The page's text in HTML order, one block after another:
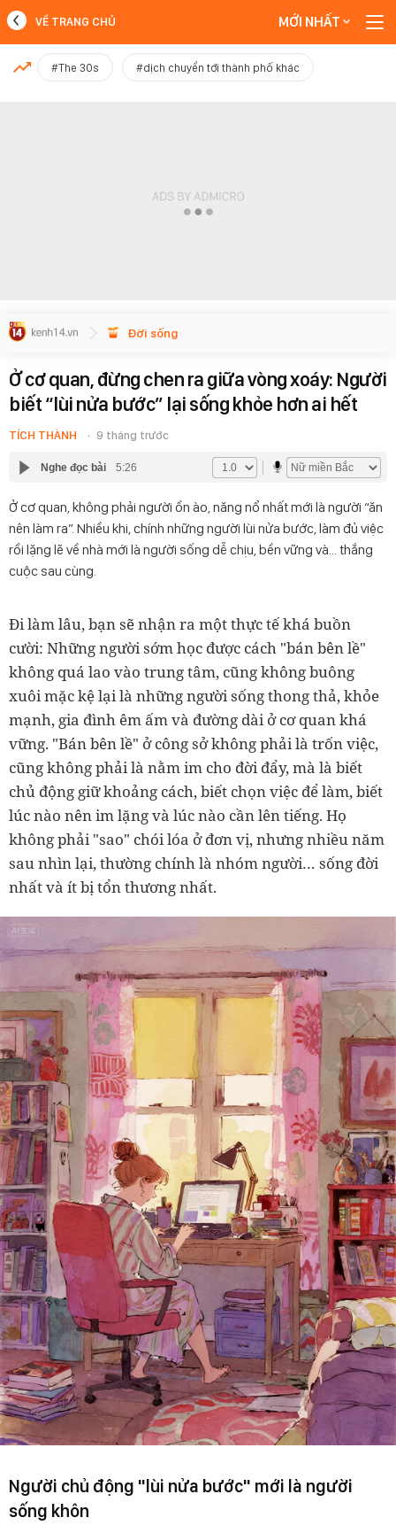
MỚI NHẤT
VỀ TRANG CHỦ MỚI NHẤT
#The 30s #dịch chuyển tới thành phố khác
Đời sống
Ở cơ quan, đừng chen ra giữa vòng xoáy: Người
biết “lùi nửa bước” lại sống khỏe hơn ai hết
TÍCH THÀNH 9 tháng trước
Nghe đọc bài 5:26
Ở cơ quan, không phải người ồn ào, năng nổ nhất mới là người “ăn
nên làm ra”. Nhiều khi, chính những người lùi nửa bước, làm đủ việc
rồi lặng lẽ về nhà mới là người sống dễ chịu, bền vững và… thắng
cuộc sau cùng.
Đi làm lâu, bạn sẽ nhận ra một thực tế khá buồn
cười: Những người sớm học được cách "bán bên lề"
không quá lao vào trung tâm, cũng không buông
xuôi mặc kệ lại là những người sống thong thả, khỏe
mạnh, gia đình êm ấm và đường dài ở cơ quan khá
vững. "Bán bên lề" ở công sở không phải là trốn việc,
cũng không phải là nằm im cho đời đẩy, mà là biết
chủ động giữ khoảng cách, biết chọn việc để làm, biết
lúc nào nên im lặng và lúc nào cần lên tiếng. Họ
không phải "sao" chói lóa ở đơn vị, nhưng nhiều năm
sau nhìn lại, thường chính là nhóm người… sống đời
nhất và ít bị tổn thương nhất.
Người chủ động "lùi nửa bước" mới là người
sống khôn